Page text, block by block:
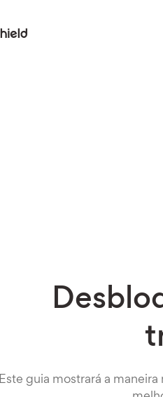
Este guia mostrará a